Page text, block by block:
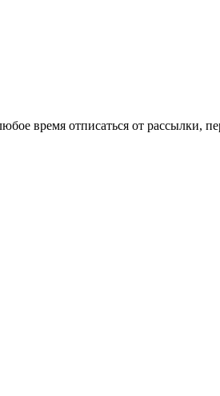
время отписаться от рассылки,